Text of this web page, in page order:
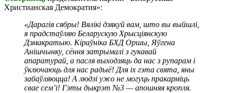
Христианская Демократия»:
«Дарагія сябры! Вялікі дзякуй вам, што вы выйшлі,
я прадстаўляю Беларускую Хрысціянскую
Дэмакратыю. Кіраўніка БХД Оршы, Яўгена
Анішчынку, сёння затрымалі з гукавай
апаратурай, а пасля выходзяць да нас з рупарам і
ўключаюць для нас радыё! Для іх гэта свята, яны
забаўляюцца! А людзі ужо не могуць пракарміць
свае сем’і! Гэты дыкрэт №3 — апошняя кропля.